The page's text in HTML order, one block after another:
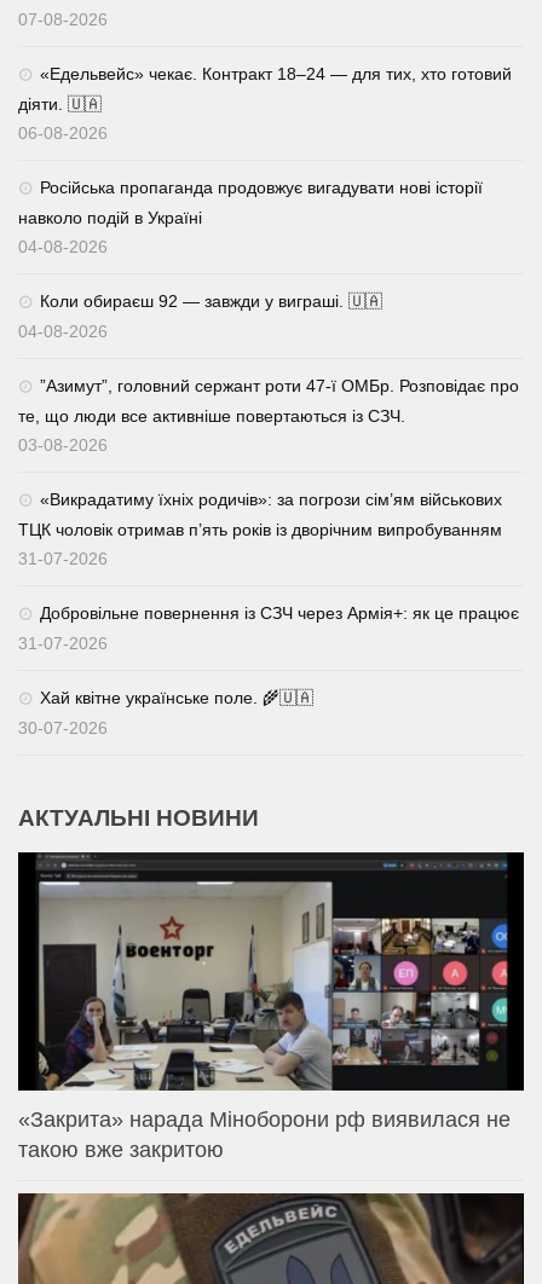
07-08-2026
«Едельвейс» чекає. Контракт 18–24 — для тих, хто готовий
діяти. 🇺🇦
06-08-2026
Російська пропаганда продовжує вигадувати нові історії
навколо подій в Україні
04-08-2026
Коли обираєш 92 — завжди у виграші. 🇺🇦
04-08-2026
⁨”Азимут”, головний сержант роти 47-ї ОМБр. Розповідає про
те, що люди все активніше повертаються із СЗЧ.
03-08-2026
«Викрадатиму їхніх родичів»: за погрози сім’ям військових
ТЦК чоловік отримав п’ять років із дворічним випробуванням
31-07-2026
Добровільне повернення із СЗЧ через Армія+: як це працює
31-07-2026
Хай квітне українське поле. 🌾🇺🇦
30-07-2026
АКТУАЛЬНІ НОВИНИ
«Закрита» нарада Міноборони рф виявилася не
такою вже закритою